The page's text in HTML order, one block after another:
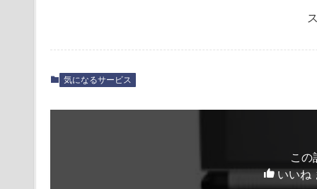
気になるサービス
この
いいね